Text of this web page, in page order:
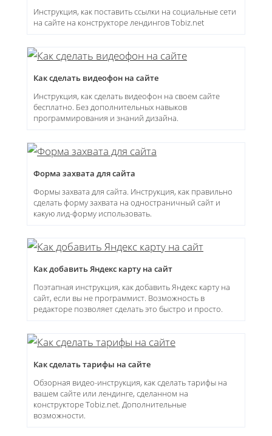
Инструкция, как поставить ссылки на социальные сети
на сайте на конструкторе лендингов Tobiz.net
Как сделать видеофон на сайте
Инструкция, как сделать видеофон на своем сайте
бесплатно. Без дополнительных навыков
программирования и знаний дизайна.
Форма захвата для сайта
Формы захвата для сайта. Инструкция, как правильно
сделать форму захвата на одностраничный сайт и
какую лид-форму использовать.
Как добавить Яндекс карту на сайт
Поэтапная инструкция, как добавить Яндекс карту на
сайт, если вы не программист. Возможность в
редакторе позволяет сделать это быстро и просто.
Как сделать тарифы на сайте
Обзорная видео-инструкция, как сделать тарифы на
вашем сайте или лендинге, сделанном на
конструкторе Tobiz.net. Дополнительные
возможности.